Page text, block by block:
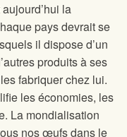
la
pays devrait se
il dispose d’un
produits à ses
fabriquer chez lui.
les économies, les
La mondialisation
nos œufs dans le